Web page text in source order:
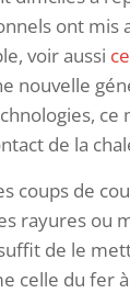
ont mis
voir aussi
nouvelle
ce
de la
coups de
rayures ou
de le
celle du fer